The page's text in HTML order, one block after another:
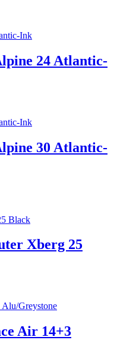
24 Atlantic-
30 Atlantic-
Xberg 25
Air 14+3